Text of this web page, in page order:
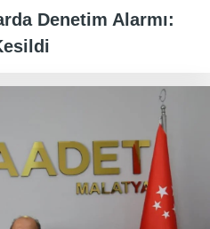
Denetim Alarmı: